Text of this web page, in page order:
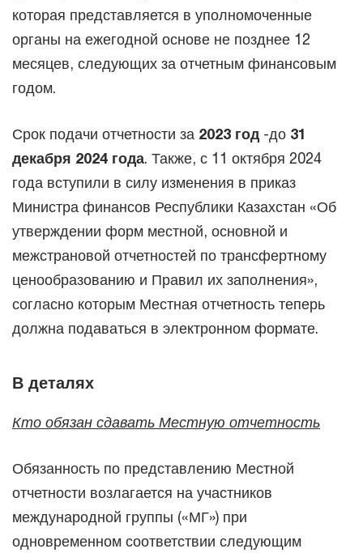
которая представляется в уполномоченные
органы на ежегодной основе не позднее 12
месяцев, следующих за отчетным финансовым
годом.
Срок подачи отчетности за 2023 год -до 31
декабря 2024 года. Также, с 11 октября 2024
года вступили в силу изменения в приказ
Министра финансов Республики Казахстан «Об
утверждении форм местной, основной и
межстрановой отчетностей по трансфертному
ценообразованию и Правил их заполнения»,
согласно которым Местная отчетность теперь
должна подаваться в электронном формате.
В деталях
Кто обязан сдавать Местную отчетность
Обязанность по представлению Местной
отчетности возлагается на участников
международной группы («МГ») при
одновременном соответствии следующим